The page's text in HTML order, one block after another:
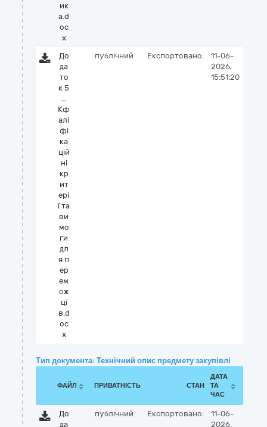
ик
а.d
oc
x
До
да
то
к 5
_
Кф
алі
фі
ка
цій
ні
кр
ит
ері
ї та
ви
мо
ги
дл
я п
ер
ем
ож
ці
в.d
oc
x
публічний Експортовано:
11-06-
2026,
15:51:20
Тип документа: Технічний опис предмету закупівлі
ФАЙЛ ПРИВАТНІСТЬ СТАН
ДАТА
ТА
ЧАС
До
да
публічний Експортовано:
11-06-
2026,